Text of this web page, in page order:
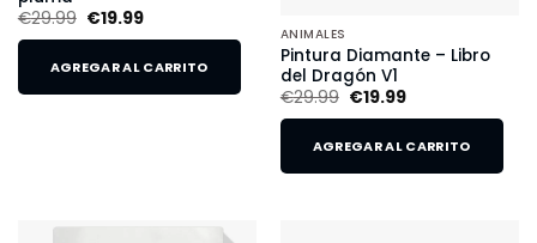
€29.99 €19.99
AGREGAR AL CARRITO
ANIMALES
Pintura Diamante – Libro
del Dragón V1
€29.99 €19.99
AGREGAR AL CARRITO